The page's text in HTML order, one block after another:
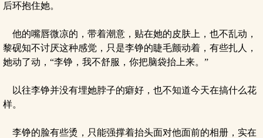
后环抱住她。
他的嘴唇微凉的，带着潮意，贴在她的皮肤上，也不乱动，
黎砚知不讨厌这种感觉，只是李铮的睫毛颤动着，有些扎人，
她动了动，“李铮，我不舒服，你把脑袋抬上来。”
以往李铮并没有埋她脖子的癖好，也不知道今天在搞什么花
样。
李铮的脸有些烫，只能强撑着抬头面对他面前的相册，实在